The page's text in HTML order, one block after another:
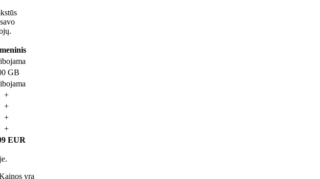
GB
+
+
+
+
EUR
yra